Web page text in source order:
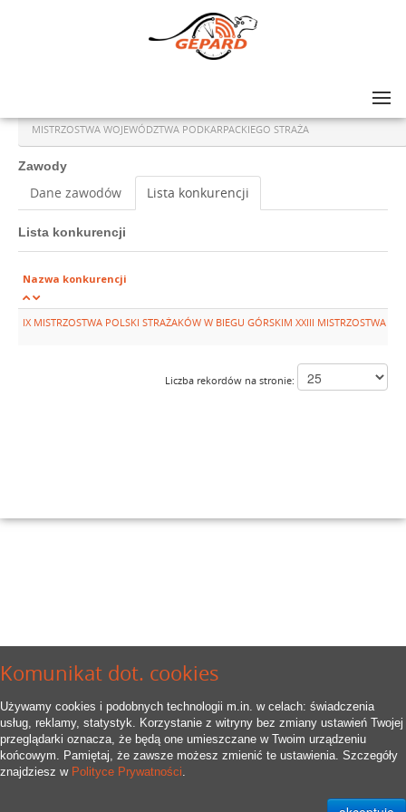
Komunikat dot. cookies
Używamy cookies i podobnych technologii m.in. w celach: świadczenia
usług, reklamy, statystyk. Korzystanie z witryny bez zmiany ustawień Twojej
przeglądarki oznacza, że będą one umieszczane w Twoim urządzeniu
końcowym. Pamiętaj, że zawsze możesz zmienić te ustawienia. Szczegóły
znajdziesz w Polityce Prywatności.
MISTRZOSTWA WOJEWÓDZTWA PODKARPACKIEGO STRAŻA
Zawody
Dane zawodów Lista konkurencji
Lista konkurencji
Nazwa konkurencji
IX MISTRZOSTWA POLSKI STRAŻAKÓW W BIEGU GÓRSKIM XXIII MISTRZOSTWA
Liczba rekordów na stronie: